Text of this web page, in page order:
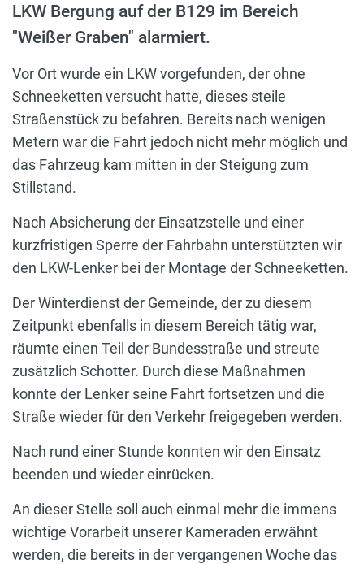
LKW Bergung auf der B129 im Bereich
"Weißer Graben" alarmiert.
Vor Ort wurde ein LKW vorgefunden, der ohne
Schneeketten versucht hatte, dieses steile
Straßenstück zu befahren. Bereits nach wenigen
Metern war die Fahrt jedoch nicht mehr möglich und
das Fahrzeug kam mitten in der Steigung zum
Stillstand.
Nach Absicherung der Einsatzstelle und einer
kurzfristigen Sperre der Fahrbahn unterstützten wir
den LKW-Lenker bei der Montage der Schneeketten.
Der Winterdienst der Gemeinde, der zu diesem
Zeitpunkt ebenfalls in diesem Bereich tätig war,
räumte einen Teil der Bundesstraße und streute
zusätzlich Schotter. Durch diese Maßnahmen
konnte der Lenker seine Fahrt fortsetzen und die
Straße wieder für den Verkehr freigegeben werden.
Nach rund einer Stunde konnten wir den Einsatz
beenden und wieder einrücken.
An dieser Stelle soll auch einmal mehr die immens
wichtige Vorarbeit unserer Kameraden erwähnt
werden, die bereits in der vergangenen Woche das